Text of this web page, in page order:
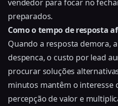
vendedor para focar no
preparados.
Como o tempo de resposta
Quando a resposta demora,
despenca, o custo por lead
procurar soluções
minutos mantêm o interesse
percepção de valor e